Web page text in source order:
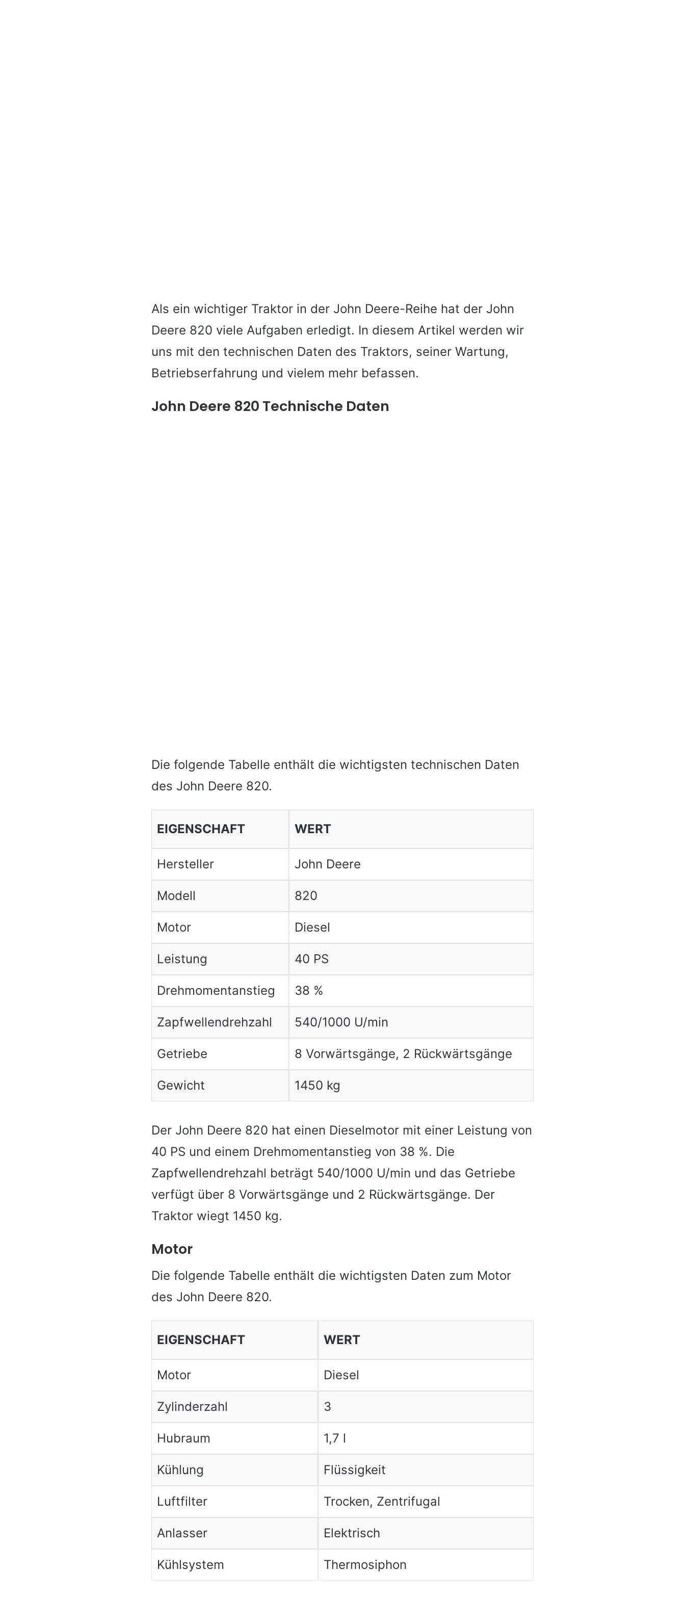
Als ein wichtiger Traktor in der John Deere-Reihe hat der John
Deere 820 viele Aufgaben erledigt. In diesem Artikel werden wir
uns mit den technischen Daten des Traktors, seiner Wartung,
Betriebserfahrung und vielem mehr befassen.
John Deere 820 Technische Daten
Die folgende Tabelle enthält die wichtigsten technischen Daten
des John Deere 820.
EIGENSCHAFT WERT
Hersteller John Deere
Modell 820
Motor Diesel
Leistung 40 PS
Drehmomentanstieg 38 %
Zapfwellendrehzahl 540/1000 U/min
Getriebe 8 Vorwärtsgänge, 2 Rückwärtsgänge
Gewicht 1450 kg
Der John Deere 820 hat einen Dieselmotor mit einer Leistung von
40 PS und einem Drehmomentanstieg von 38 %. Die
Zapfwellendrehzahl beträgt 540/1000 U/min und das Getriebe
verfügt über 8 Vorwärtsgänge und 2 Rückwärtsgänge. Der
Traktor wiegt 1450 kg.
Motor
Die folgende Tabelle enthält die wichtigsten Daten zum Motor
des John Deere 820.
EIGENSCHAFT WERT
Motor Diesel
Zylinderzahl 3
Hubraum 1,7 l
Kühlung Flüssigkeit
Luftfilter Trocken, Zentrifugal
Anlasser Elektrisch
Kühlsystem Thermosiphon